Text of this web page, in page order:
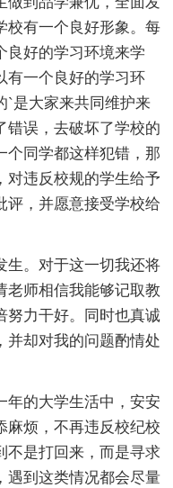
校有一个良好形象。每
良好的学习环境来学
有一个良好的学习环
`是大家来共同维护来
错误，去破坏了学校的
个同学都这样犯错，那
对违反校规的学生给予
评，并愿意接受学校给
生。对于这一切我还将
老师相信我能够记取教
努力干好。同时也真诚
并却对我的问题酌情处
年的大学生活中，安安
麻烦，不再违反校纪校
不是打回来，而是寻求
遇到这类情况都会尽量